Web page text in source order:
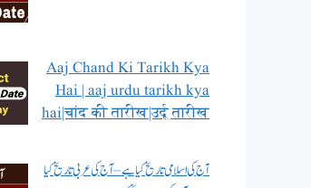
Aaj Chand Ki Tarikh Kya
Hai | aaj urdu tarikh kya
hai|चांद की तारीख|उर्दू तारीख
آج کی اسلامی تاریخ کیا ہے – آج کی عربی تاریخ کیا